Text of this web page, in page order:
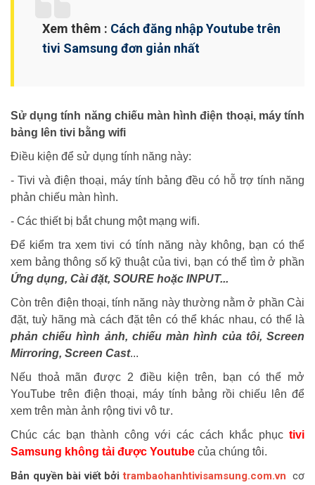
Xem thêm : Cách đăng nhập Youtube trên
tivi Samsung đơn giản nhất
Sử dụng tính năng chiếu màn hình điện thoại, máy tính
bảng lên tivi bằng wifi
Điều kiện để sử dụng tính năng này:
- Tivi và điện thoại, máy tính bảng đều có hỗ trợ tính năng
phản chiếu màn hình.
- Các thiết bị bắt chung một mạng wifi.
Để kiểm tra xem tivi có tính năng này không, bạn có thể
xem bảng thông số kỹ thuật củativi, bạn có thể tìm ở phần
Ứng dụng, Cài đặt, SOURE hoặc INPUT...
Còn trên điện thoại, tính năng này thường nằm ở phần Cài
đặt, tuỳ hãng mà cách đặt tên có thể khác nhau, có thể là
phản chiếu hình ảnh, chiếu màn hình của tôi, Screen
Mirroring, Screen Cast...
Nếu thoả mãn được 2 điều kiện trên, bạn có thể mở
YouTube trên điện thoại, máy tính bảng rồi chiếu lên để
xem trên màn ảnh rộng tivi vô tư.
Chúc các bạn thành công với các cách khắc phục tivi
Samsung không tải được Youtube của chúng tôi.
Bản quyền bài viết bởitrambaohanhtivisamsung.com.vn cơ